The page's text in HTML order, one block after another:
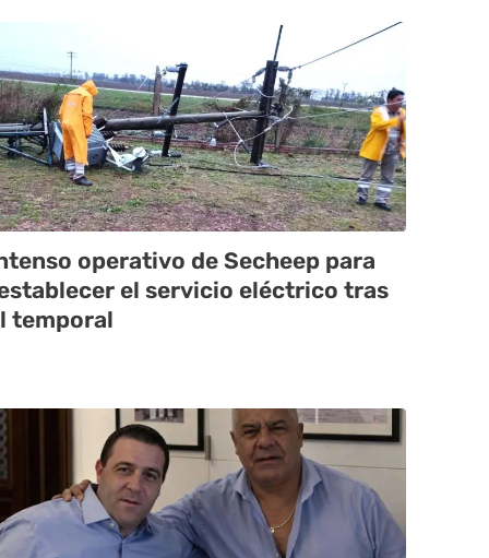
operativo de Secheep para
el servicio eléctrico tras
temporal